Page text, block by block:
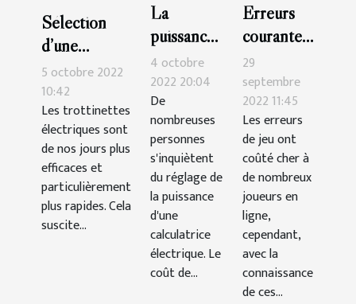
Sélection
d’une
trottinette
électrique :
voici 3
critères
5 octobre 2022
10:42
Les trottinettes
électriques sont
de nos jours plus
efficaces et
particulièrement
plus rapides. Cela
suscite...
La
puissance
de
compteur
: quel est
le
meilleur
choix ?
4 octobre
2022 20:04
De
nombreuses
personnes
s'inquiètent
du réglage de
la puissance
d'une
calculatrice
électrique. Le
coût de...
Erreurs
courantes
que vous
devriez
éviter au
casino
29
septembre
2022 11:45
Les erreurs
de jeu ont
coûté cher à
de nombreux
joueurs en
ligne,
cependant,
avec la
connaissance
de ces...